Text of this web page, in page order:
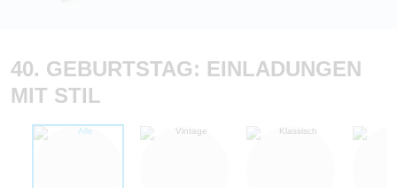
40. GEBURTSTAG: EINLADUNGEN
MIT STIL